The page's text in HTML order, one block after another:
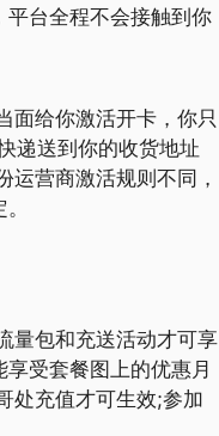
台全程不会接触到你
面给你激活开卡，你只
递送到你的收货地址
营商激活规则不同，
量包和充送活动才可享
受套餐图上的优惠月
处充值才可生效;参加